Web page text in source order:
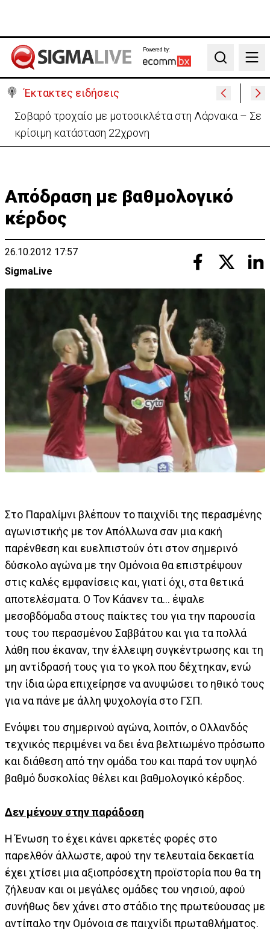
Powered by:
Search
Έκτακτες ειδήσεις
Σοβαρό τροχαίο με μοτοσικλέτα στη Λάρνακα – Σε
κρίσιμη κατάσταση 22χρονη
Απόδραση με βαθμολογικό
κέρδος
26.10.2012 17:57
SigmaLive
Στο Παραλίμνι βλέπουν το παιχνίδι της περασμένης
αγωνιστικής με τον Απόλλωνα σαν μια κακή
παρένθεση και ευελπιστούν ότι στον σημερινό
δύσκολο αγώνα με την Ομόνοια θα επιστρέψουν
στις καλές εμφανίσεις και, γιατί όχι, στα θετικά
αποτελέσματα. Ο Τον Κάανεν τα… έψαλε
μεσοβδόμαδα στους παίκτες του για την παρουσία
τους του περασμένου Σαββάτου και για τα πολλά
λάθη που έκαναν, την έλλειψη συγκέντρωσης και τη
μη αντίδρασή τους για το γκολ που δέχτηκαν, ενώ
την ίδια ώρα επιχείρησε να ανυψώσει το ηθικό τους
για να πάνε με άλλη ψυχολογία στο ΓΣΠ.
Ενόψει του σημερινού αγώνα, λοιπόν, ο Ολλανδός
τεχνικός περιμένει να δει ένα βελτιωμένο πρόσωπο
και διάθεση από την ομάδα του και παρά τον υψηλό
βαθμό δυσκολίας θέλει και βαθμολογικό κέρδος.
Δεν μένουν στην παράδοση
Η Ένωση το έχει κάνει αρκετές φορές στο
παρελθόν άλλωστε, αφού την τελευταία δεκαετία
έχει χτίσει μια αξιοπρόσεχτη προϊστορία που θα τη
ζήλευαν και οι μεγάλες ομάδες του νησιού, αφού
συνήθως δεν χάνει στο στάδιο της πρωτεύουσας με
αντίπαλο την Ομόνοια σε παιχνίδι πρωταθλήματος.